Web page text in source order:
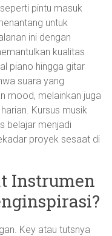
pintu masuk
untuk
ini dengan
kualitas
piano hingga gitar
suara yang
mood, melainkan juga
Kursus musik
belajar menjadi
proyek sesaat di
Instrumen
Key atau tutsnya